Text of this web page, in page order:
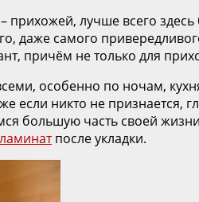
прихожей, лучше всего
даже самого
причём не только для
особенно по ночам,
если никто не признается,
большую часть своей
после укладки.